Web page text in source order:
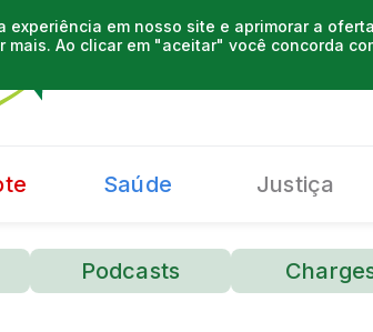
experiência em nosso site e aprimorar a
mais. Ao clicar em "aceitar" você concorda
Saúde Justiça
Podcasts